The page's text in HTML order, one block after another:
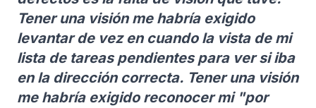
Tener una visión me habría exigido
levantar de vez en cuando la vista de mi
lista de tareas pendientes para ver si iba
en la dirección correcta. Tener una visión
me habría exigido reconocer mi "por